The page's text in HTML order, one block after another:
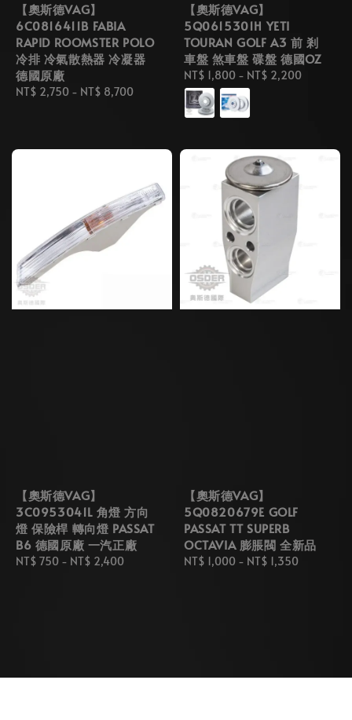
【奧斯德VAG】
6C0816411B FABIA
RAPID ROOMSTER POLO
冷排 冷氣散熱器 冷凝器
德國原廠
Regular
NT$ 2,750 - NT$ 8,700
【奧斯德VAG】
5Q0615301H YETI
TOURAN GOLF A3 前 剎
車盤 煞車盤 碟盤 德國OZ
Regular
price
NT$ 1,800 - NT$ 2,200
【奧斯德VAG】
3C0953041L 角燈 方向
燈 保險桿 轉向燈 PASSAT
B6 德國原廠 一汽正廠
Regular
NT$ 750 - NT$ 2,400
【奧斯德VAG】
5Q0820679E GOLF
PASSAT TT SUPERB
OCTAVIA 膨脹閥 全新品
Regular
NT$ 1,000 - NT$ 1,350